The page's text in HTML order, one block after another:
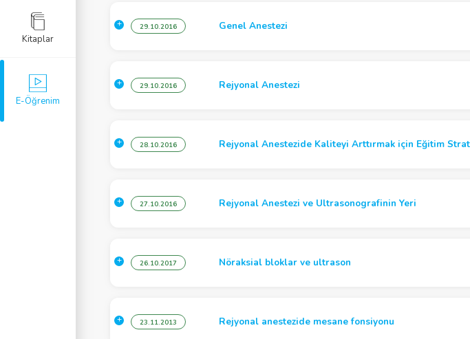
29.10.2016 Genel Anestezi
29.10.2016 Rejyonal Anestezi
28.10.2016 Rejyonal Anestezide Kaliteyi Arttırmak için Eğitim
27.10.2016 Rejyonal Anestezi ve Ultrasonografinin Yeri
26.10.2017 Nöraksial bloklar ve ultrason
23.11.2013 Rejyonal anestezide mesane fonsiyonu
Kitaplar
E-Öğrenim